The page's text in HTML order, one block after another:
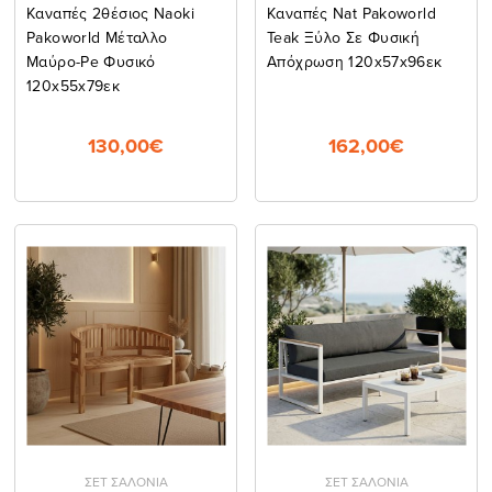
Καναπές 2θέσιος Naoki
Pakoworld Μέταλλο
Μαύρο-Pe Φυσικό
120x55x79εκ
130,00€
Καναπές Nat Pakoworld
Teak Ξύλο Σε Φυσική
Απόχρωση 120x57x96εκ
162,00€
ΣΕΤ ΣΑΛΟΝΙΑ ΣΕΤ ΣΑΛΟΝΙΑ